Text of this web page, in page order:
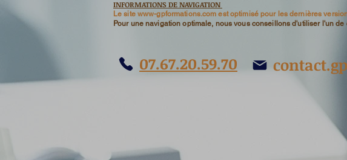
INFORMATIONS DE NAVIGATION
​Le site www-gpformations.com est optimisé pour les dernières
Pour une navigation optimale, nous vous conseillons d'utiliser l'un de
07.67.20.59.70